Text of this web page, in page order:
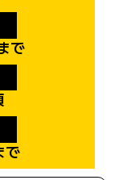
で
で